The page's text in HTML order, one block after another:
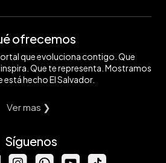
ofrecemos
que evoluciona contigo. Que
Que te representa. Mostramos
está hecho El Salvador.
Ver mas ❯
Síguenos